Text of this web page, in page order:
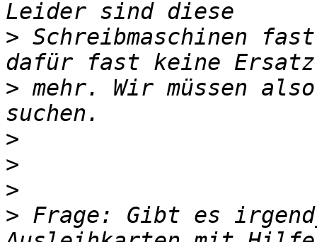
> Schreibmaschinen
> mehr. Wir müssen
>
>
>
> Frage: Gibt es